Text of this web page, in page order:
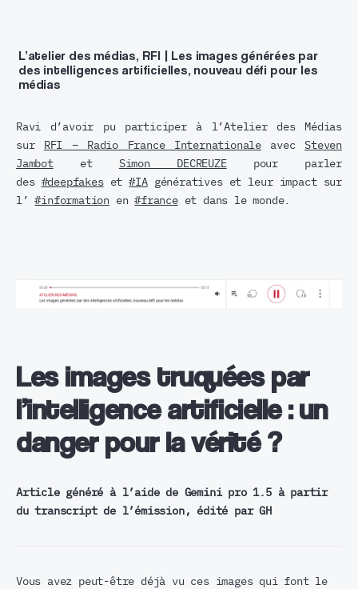
L’atelier des médias, RFI | Les images générées par
des intelligences artificielles, nouveau défi pour les
médias
Ravi d’avoir pu participer à l’Atelier des Médias
sur
RFI – Radio France Internationale avecSteven
Jambotet Simon DECREUZEpour parler
des #deepfakeset#IAgénératives et leur impact sur
l’#information en#franceet dans le monde.
Les images truquées par
l’intelligence artificielle : un
danger pour la vérité ?
Article généré à l’aide de Gemini pro 1.5 à partir
du transcript de l’émission, édité par GH
Vous avez peut-être déjà vu ces images qui font le